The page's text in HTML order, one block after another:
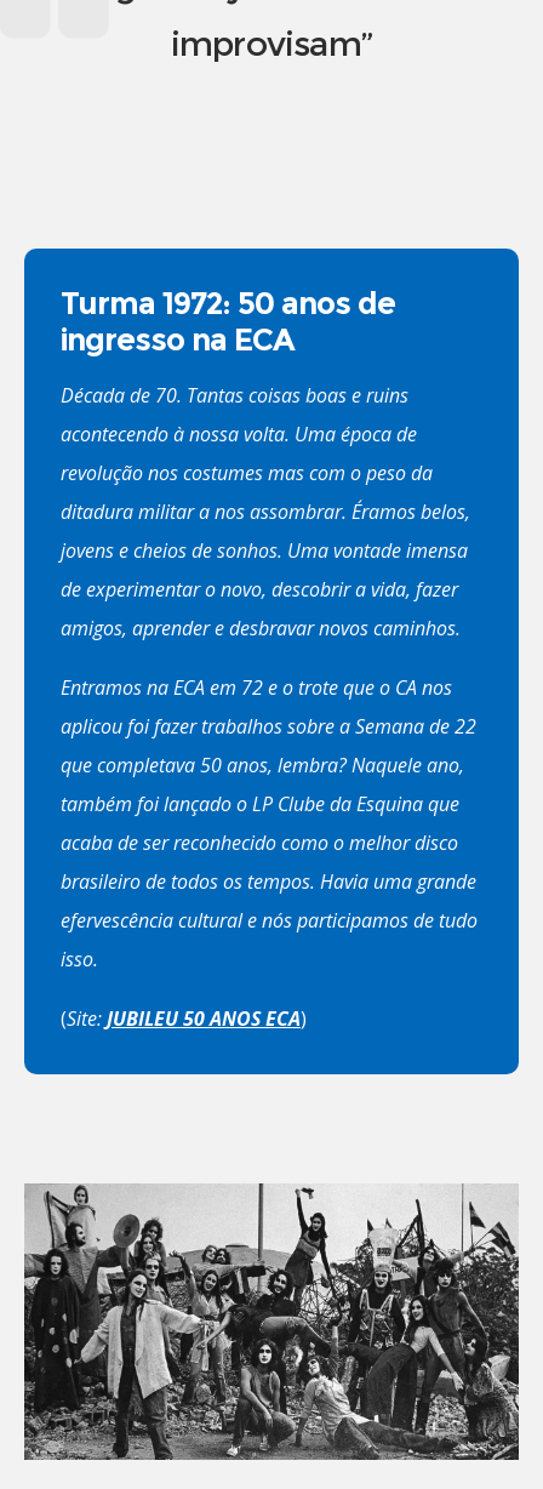
improvisam”
Turma 1972: 50 anos de
ingresso na ECA
Década de 70. Tantas coisas boas e ruins
acontecendo à nossa volta. Uma época de
revolução nos costumes mas com o peso da
ditadura militar a nos assombrar. Éramos belos,
jovens e cheios de sonhos. Uma vontade imensa
de experimentar o novo, descobrir a vida, fazer
amigos, aprender e desbravar novos caminhos.
Entramos na ECA em 72 e o trote que o CA nos
aplicou foi fazer trabalhos sobre a Semana de 22
que completava 50 anos, lembra? Naquele ano,
também foi lançado o LP Clube da Esquina que
acaba de ser reconhecido como o melhor disco
brasileiro de todos os tempos. Havia uma grande
efervescência cultural e nós participamos de tudo
isso.
(Site:JUBILEU 50 ANOS ECA)